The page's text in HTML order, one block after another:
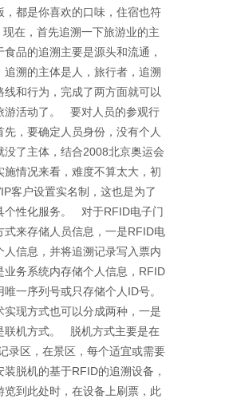
，都是你喜欢的口味，住宿也符
在，首先追溯一下旅游业的主
品的追溯主要是源头和流通，
追溯的主体是人，旅行者，追溯
线和行为，完成了两方面就可以
游活动了。 要对人员的参观行
先，要确定人员身份，没有个人
没了主体，结合2008北京奥运会
施情况来看，难度不算太大，初
客户设置实名制，这也是为了
个性化服务。 对于RFID电子门
式来存储人员信息，一是RFID电
人信息，并将追溯记录写入票内
业务系统内存储个人信息，RFID
一序列号或只存储个人ID号。
实现方式也可以分成两种，一是
联机方式。 脱机方式主要是在
录区，在景区，每个适宜或需要
脱机的基于RFID的追溯设备，
览到此处时，在设备上刷票，此